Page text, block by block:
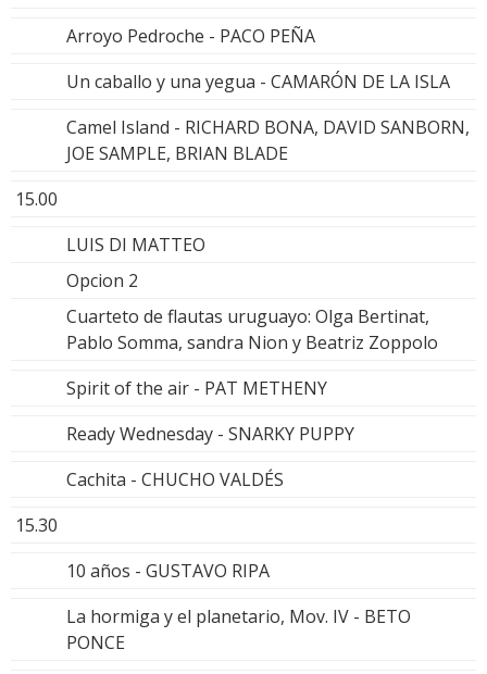
Arroyo Pedroche - PACO PEÑA
Un caballo y una yegua - CAMARÓN DE LA ISLA
Camel Island - RICHARD BONA, DAVID SANBORN,
JOE SAMPLE, BRIAN BLADE
15.00
LUIS DI MATTEO
Opcion 2
Cuarteto de flautas uruguayo: Olga Bertinat,
Pablo Somma, sandra Nion y Beatriz Zoppolo
Spirit of the air - PAT METHENY
Ready Wednesday - SNARKY PUPPY
Cachita - CHUCHO VALDÉS
15.30
10 años - GUSTAVO RIPA
La hormiga y el planetario, Mov. IV - BETO
PONCE